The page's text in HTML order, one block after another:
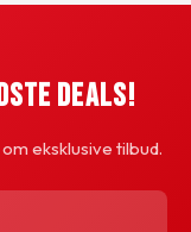
Deals!
eksklusive tilbud.